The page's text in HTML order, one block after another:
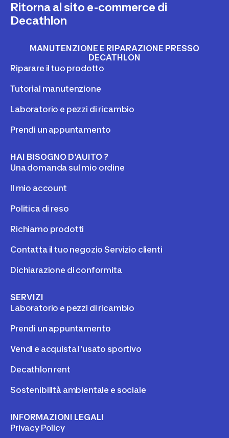
Ritorna al sito e-commerce di
Decathlon
MANUTENZIONE E RIPARAZIONE PRESSO
DECATHLON
Riparare il tuo prodotto
Tutorial manutenzione
Laboratorio e pezzi di ricambio
Prendi un appuntamento
HAI BISOGNO D'AUITO ?
Una domanda sul mio ordine
Il mio account
Politica di reso
Richiamo prodotti
Contatta il tuo negozio Servizio clienti
Dichiarazione di conformita
SERVIZI
Laboratorio e pezzi di ricambio
Prendi un appuntamento
Vendi e acquista l'usato sportivo
Decathlon rent
Sostenibilità ambientale e sociale
INFORMAZIONI LEGALI
Privacy Policy